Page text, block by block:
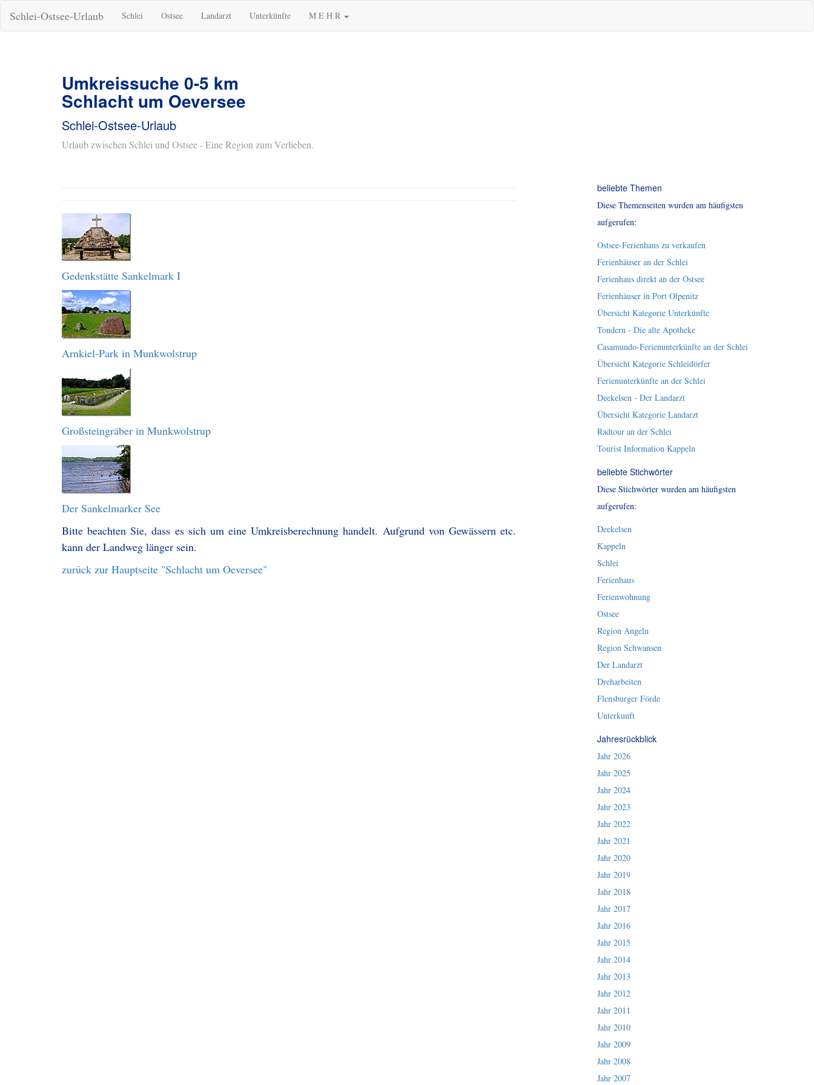
Schlei-Ostsee-Urlaub Schlei Ostsee Landarzt Unterkünfte M E H R
Umkreissuche 0-5 km
Schlacht um Oeversee
Schlei-Ostsee-Urlaub
Urlaub zwischen Schlei und Ostsee - Eine Region zum Verlieben.
Gedenkstätte Sankelmark I
Arnkiel-Park in Munkwolstrup
Großsteingräber in Munkwolstrup
Der Sankelmarker See
Bitte beachten Sie, dass es sich um eine Umkreisberechnung handelt. Aufgrund von Gewässern etc.
kann der Landweg länger sein.
zurück zur Hauptseite "Schlacht um Oeversee"
beliebte Themen
Diese Themenseiten wurden am häufigsten
aufgerufen:
Ostsee-Ferienhaus zu verkaufen
Ferienhäuser an der Schlei
Ferienhaus direkt an der Ostsee
Ferienhäuser in Port Olpenitz
Übersicht Kategorie Unterkünfte
Tondern - Die alte Apotheke
Casamundo-Ferienunterkünfte an der Schlei
Übersicht Kategorie Schleidörfer
Ferienunterkünfte an der Schlei
Deekelsen - Der Landarzt
Übersicht Kategorie Landarzt
Radtour an der Schlei
Tourist Information Kappeln
beliebte Stichwörter
Diese Stichwörter wurden am häufigsten
aufgerufen:
Deekelsen
Kappeln
Schlei
Ferienhaus
Ferienwohnung
Ostsee
Region Angeln
Region Schwansen
Der Landarzt
Dreharbeiten
Flensburger Förde
Unterkunft
Jahresrückblick
Jahr 2026
Jahr 2025
Jahr 2024
Jahr 2023
Jahr 2022
Jahr 2021
Jahr 2020
Jahr 2019
Jahr 2018
Jahr 2017
Jahr 2016
Jahr 2015
Jahr 2014
Jahr 2013
Jahr 2012
Jahr 2011
Jahr 2010
Jahr 2009
Jahr 2008
Jahr 2007